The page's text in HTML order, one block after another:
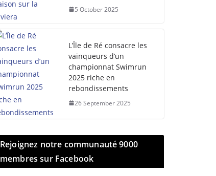
5 October 2025
L’Île de Ré consacre les
vainqueurs d’un
championnat Swimrun
2025 riche en
rebondissements
26 September 2025
Rejoignez notre communauté 9000
membres sur Facebook